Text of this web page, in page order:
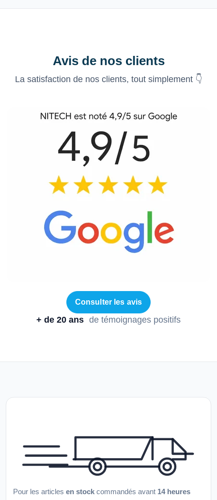
Avis de nos clients
La satisfaction de nos clients, tout simplement 👇
Consulter les avis
+ de 20 ans de témoignages positifs
Pour les articles en stock commandés avant 14 heures